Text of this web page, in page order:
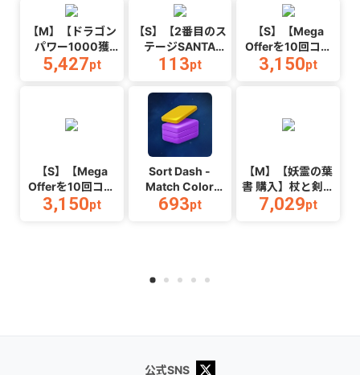
【M】【ドラゴン
パワー1000獲
得】マージドラゴ
ン_Android
5,427pt
【S】【2番目のス
テージSANTA
MONICA BEACH
WaterPark
Boys_Android
113pt
【S】【Mega
Offerを10回コン
プリートする】
Ball Hop_Android
3,150pt
【S】【Mega
Offerを10回コン
プリートする】
Color
3,150pt
Sort Dash -
Match Color
Puzzle（チャレン
693pt
【M】【妖霊の葉
書 購入】杖と剣の
伝説
_Android_2608
7,029pt
公式SNS